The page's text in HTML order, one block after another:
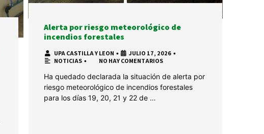
Alerta por riesgo meteorológico de
incendios forestales
UPA CASTILLA Y LEON • JULIO 17, 2026 •
NOTICIAS • NO HAY COMENTARIOS
Ha quedado declarada la situación de alerta por
riesgo meteorológico de incendios forestales
para los días 19, 20, 21 y 22 de …